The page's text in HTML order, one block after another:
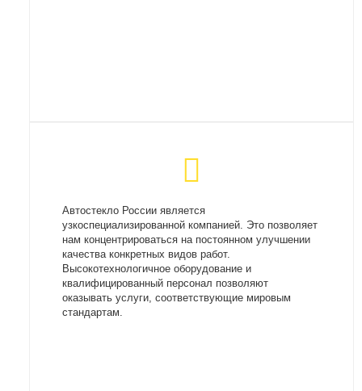
Автостекло России является
узкоспециализированной компанией. Это позволяет
нам концентрироваться на постоянном улучшении
качества конкретных видов работ.
Высокотехнологичное оборудование и
квалифицированный персонал позволяют
оказывать услуги, соответствующие мировым
стандартам.